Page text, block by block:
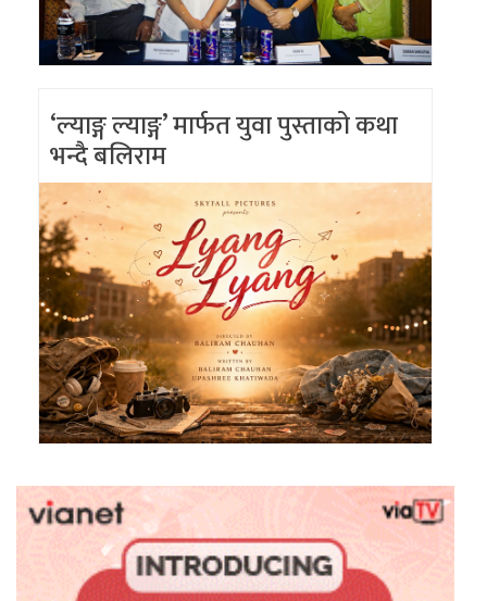
‘ल्याङ्ग ल्याङ्ग’ मार्फत युवा पुस्ताको कथा
भन्दै बलिराम